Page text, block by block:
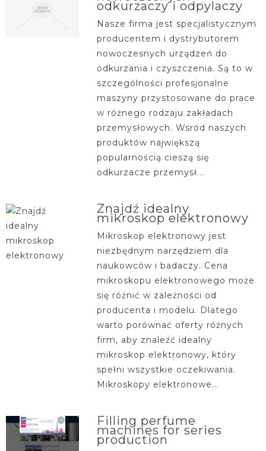
odkurzaczy i odpylaczy
Nasze firma jest specjalistycznym
producentem i dystrybutorem
nowoczesnych urządzeń do
odkurzania i czyszczenia. Są to w
szczególności profesjonalne
maszyny przystosowane do prace
w różnego rodzaju zakładach
przemysłowych. Wsród naszych
produktów największą
popularnością cieszą się
odkurzacze przemysł...
Znajdź idealny
mikroskop elektronowy
Mikroskop elektronowy jest
niezbędnym narzędziem dla
naukowców i badaczy. Cena
mikroskopu elektronowego może
się różnić w zależności od
producenta i modelu. Dlatego
warto porównać oferty różnych
firm, aby znaleźć idealny
mikroskop elektronowy, który
spełni wszystkie oczekiwania.
Mikroskopy elektronowe...
Filling perfume
machines for series
production